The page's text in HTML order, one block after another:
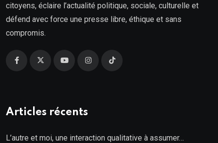
citoyens, éclaire l’actualité politique, sociale, culturelle et
défend avec force une presse libre, éthique et sans
compromis.
Articles récents
L’autre et moi, une interaction qualitative à assumer…